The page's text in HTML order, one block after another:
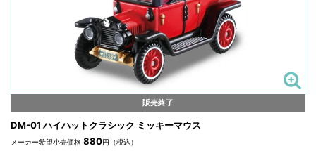
販売終了
DM-01 ハイハットクラシック ミッキーマウス
メーカー希望小売価格 880円（税込）